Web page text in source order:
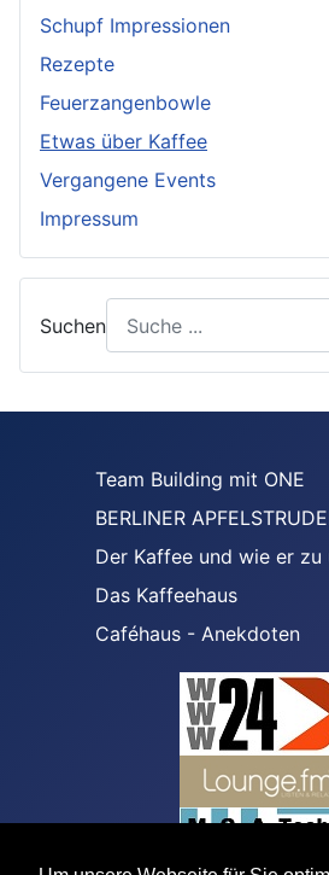
Schupf Impressionen
Rezepte
Feuerzangenbowle
Etwas über Kaffee
Vergangene Events
Impressum
Suchen
Team Building mit ONE
BERLINER
Der Kaffee und wie er zu
Das Kaffeehaus
Caféhaus - Anekdoten